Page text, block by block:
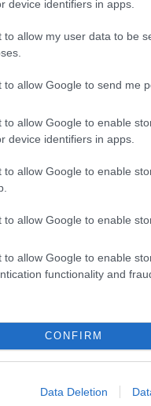
device identifiers in apps.
to allow my user data to be
to allow Google to send me
to allow Google to enable
device identifiers in apps.
to allow Google to enable
to allow Google to enable
to allow Google to enable
functionality and
CONFIRM
Data Deletion
az
étteremért 140 millió
csak az üzemeltetési jog
jelenthetnek, a
távolabb jóval
a büfék és sörözők
az egyik legjobb
és a petyek?